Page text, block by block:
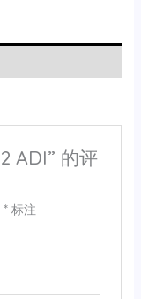
ADI” 的评
*标注